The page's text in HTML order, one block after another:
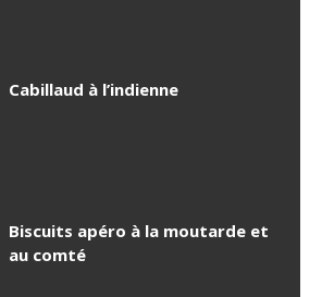
Cabillaud à l’indienne
Biscuits apéro à la moutarde et
au comté